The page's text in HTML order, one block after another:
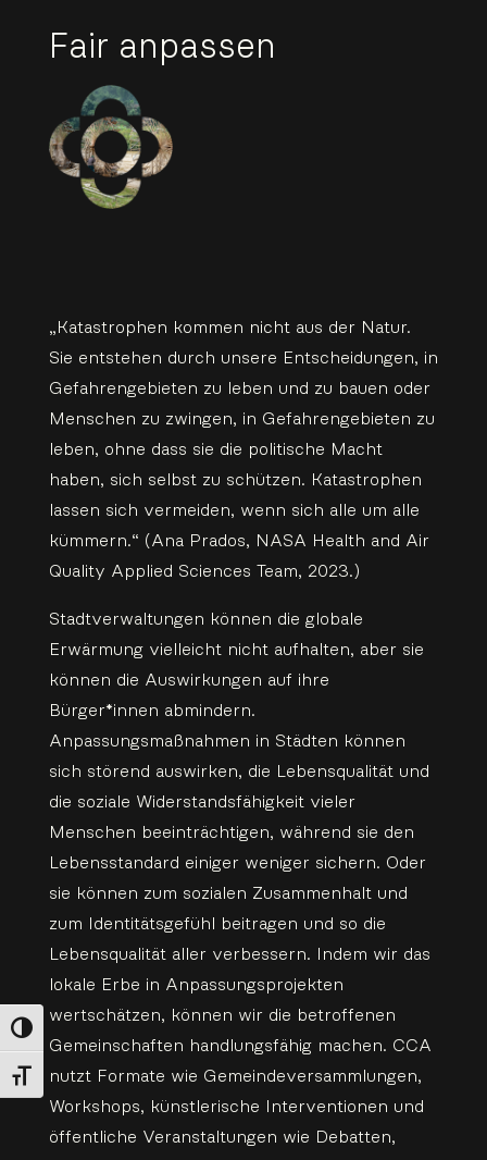
Umschalten auf hohe Kontraste
Schrift vergrößern
Fair anpassen
„Katastrophen kommen nicht aus der Natur.
Sie entstehen durch unsere Entscheidungen, in
Gefahrengebieten zu leben und zu bauen oder
Menschen zu zwingen, in Gefahrengebieten zu
leben, ohne dass sie die politische Macht
haben, sich selbst zu schützen. Katastrophen
lassen sich vermeiden, wenn sich alle um alle
kümmern.“ (Ana Prados, NASA Health and Air
Quality Applied Sciences Team, 2023.)
Stadtverwaltungen können die globale
Erwärmung vielleicht nicht aufhalten, aber sie
können die Auswirkungen auf ihre
Bürger*innen abmindern.
Anpassungsmaßnahmen in Städten können
sich störend auswirken, die Lebensqualität und
die soziale Widerstandsfähigkeit vieler
Menschen beeinträchtigen, während sie den
Lebensstandard einiger weniger sichern. Oder
sie können zum sozialen Zusammenhalt und
zum Identitätsgefühl beitragen und so die
Lebensqualität aller verbessern. Indem wir das
lokale Erbe in Anpassungsprojekten
wertschätzen, können wir die betroffenen
Gemeinschaften handlungsfähig machen. CCA
nutzt Formate wie Gemeindeversammlungen,
Workshops, künstlerische Interventionen und
öffentliche Veranstaltungen wie Debatten,